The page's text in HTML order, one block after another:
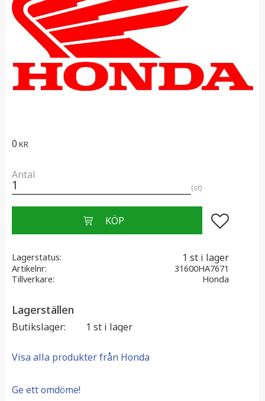
0 KR
Antal
st
Lägg till i
Lagerstatus 1 st i lager
Artikelnr
31600HA7671
Tillverkare
Honda
Lagerställen
Butikslager 1 st i lager
Visa alla produkter från Honda
Ge ett omdöme!